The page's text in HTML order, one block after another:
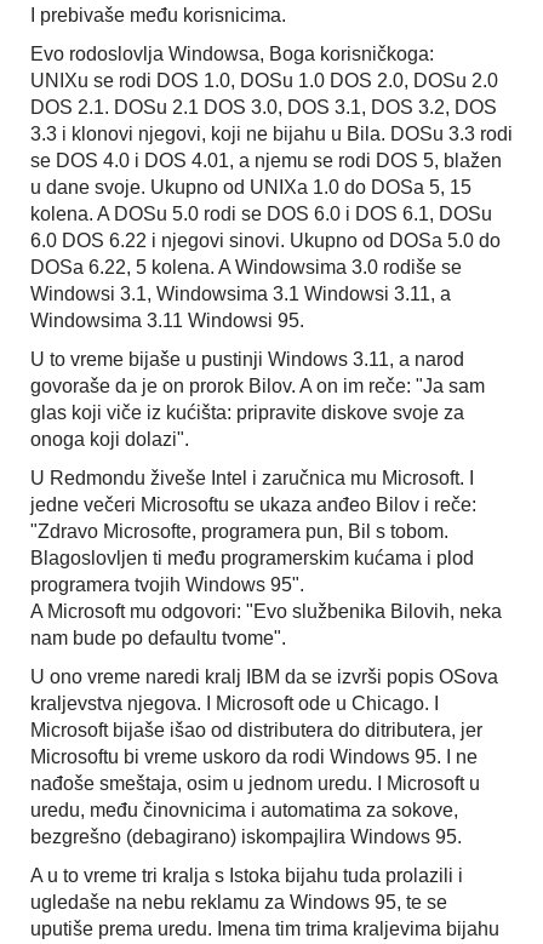
I prebivaše među korisnicima.
Evo rodoslovlja Windowsa, Boga korisničkoga:
UNIXu se rodi DOS 1.0, DOSu 1.0 DOS 2.0, DOSu 2.0
DOS 2.1. DOSu 2.1 DOS 3.0, DOS 3.1, DOS 3.2, DOS
3.3 i klonovi njegovi, koji ne bijahu u Bila. DOSu 3.3 rodi
se DOS 4.0 i DOS 4.01, a njemu se rodi DOS 5, blažen
u dane svoje. Ukupno od UNIXa 1.0 do DOSa 5, 15
kolena. A DOSu 5.0 rodi se DOS 6.0 i DOS 6.1, DOSu
6.0 DOS 6.22 i njegovi sinovi. Ukupno od DOSa 5.0 do
DOSa 6.22, 5 kolena. A Windowsima 3.0 rodiše se
Windowsi 3.1, Windowsima 3.1 Windowsi 3.11, a
Windowsima 3.11 Windowsi 95.
U to vreme bijaše u pustinji Windows 3.11, a narod
govoraše da je on prorok Bilov. A on im reče: "Ja sam
glas koji viče iz kućišta: pripravite diskove svoje za
onoga koji dolazi".
U Redmondu živeše Intel i zaručnica mu Microsoft. I
jedne večeri Microsoftu se ukaza anđeo Bilov i reče:
"Zdravo Microsofte, programera pun, Bil s tobom.
Blagoslovljen ti među programerskim kućama i plod
programera tvojih Windows 95".
A Microsoft mu odgovori: "Evo službenika Bilovih, neka
nam bude po defaultu tvome".
U ono vreme naredi kralj IBM da se izvrši popis OSova
kraljevstva njegova. I Microsoft ode u Chicago. I
Microsoft bijaše išao od distributera do ditributera, jer
Microsoftu bi vreme uskoro da rodi Windows 95. I ne
nađoše smeštaja, osim u jednom uredu. I Microsoft u
uredu, među činovnicima i automatima za sokove,
bezgrešno (debagirano) iskompajlira Windows 95.
A u to vreme tri kralja s Istoka bijahu tuda prolazili i
ugledaše na nebu reklamu za Windows 95, te se
uputiše prema uredu. Imena tim trima kraljevima bijahu